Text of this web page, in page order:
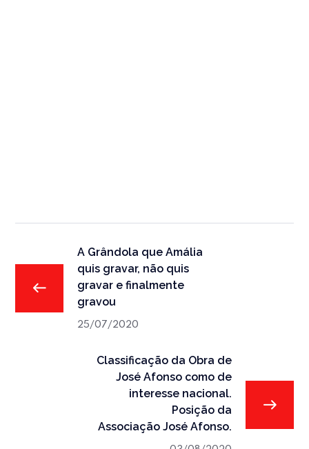
A Grândola que Amália
quis gravar, não quis
gravar e finalmente
gravou
25/07/2020
Classificação da Obra de
José Afonso como de
interesse nacional.
Posição da
Associação José Afonso.